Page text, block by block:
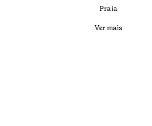
Praia
Ver mais